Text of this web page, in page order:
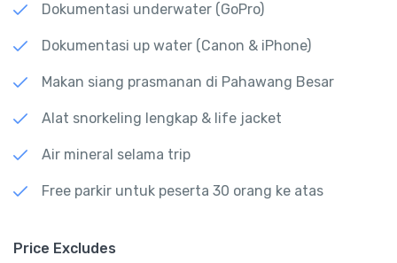
Dokumentasi underwater (GoPro)
Dokumentasi up water (Canon & iPhone)
Makan siang prasmanan di Pahawang Besar
Alat snorkeling lengkap & life jacket
Air mineral selama trip
Free parkir untuk peserta 30 orang ke atas
Price Excludes